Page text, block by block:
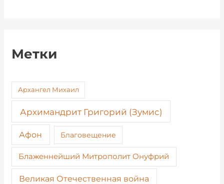
Метки
Архангел Михаил
Архимандрит Григорий (Зумис)
Афон Благовещение
Блаженнейший Митрополит Онуфрий
Великая Отечественная война